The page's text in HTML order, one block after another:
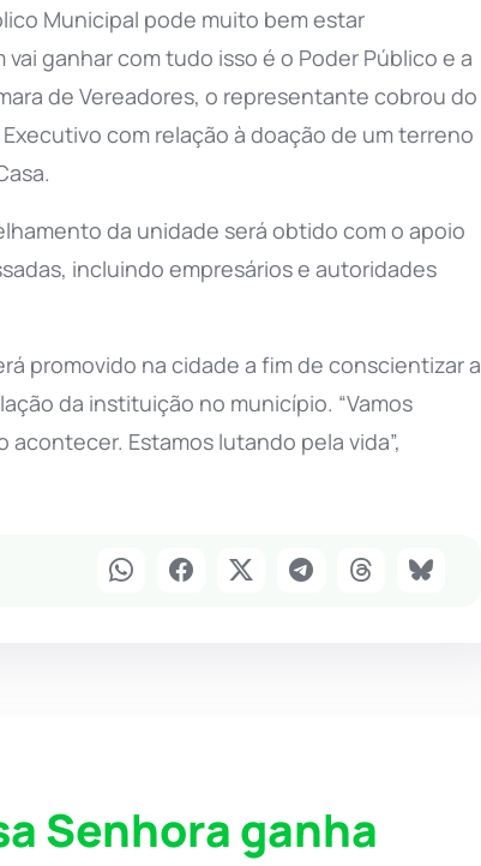
Municipal pode muito bem estar
ganhar com tudo isso é o Poder Público e a
de Vereadores, o representante cobrou do
com relação à doação de um terreno
da unidade será obtido com o apoio
incluindo empresários e autoridades
promovido na cidade a fim de conscientizar a
da instituição no município. “Vamos
Estamos lutando pela vida”,
Senhora ganha